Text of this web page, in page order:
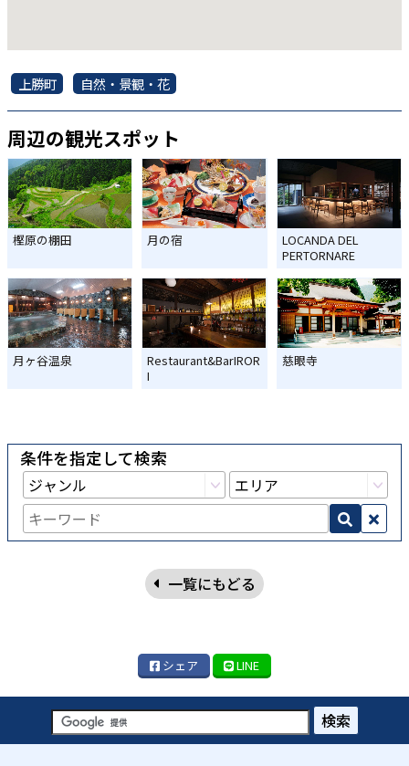
上勝町 自然・景観・花
周辺の観光スポット
樫原の棚田 月の宿
LOCANDA DEL
PERTORNARE
月ヶ谷温泉
Restaurant&BarIROR
I
慈眼寺
条件を指定して検索
一覧にもどる
シェア LINE
検索